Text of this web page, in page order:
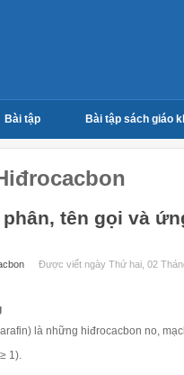
Bài tập Bài tập sách giáo
tên gọi và
Được viết ngày Thứ hai, 02
là những hiđrocacbon no,
1).